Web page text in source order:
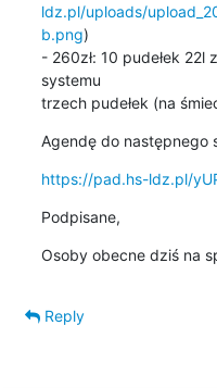
ldz.pl/uploads/
b.png)
- 260zł: 10 pudełek
systemu
trzech pudełek (na
Agendę do następnego
https://pad.hs-ldz.pl/
Podpisane,
Osoby obecne dziś na
Reply